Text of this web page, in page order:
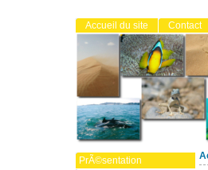
Accueil du site Contact
PrÃ©sentation